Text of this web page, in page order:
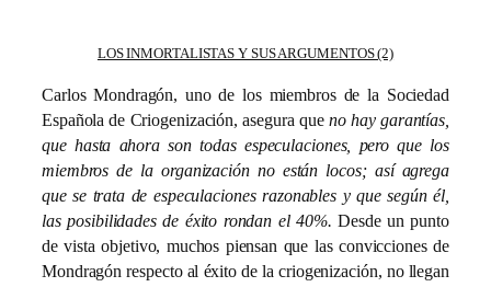
LOS INMORTALISTAS Y SUS ARGUMENTOS (2)
Carlos Mondragón, uno de los miembros de la Sociedad
Española de Criogenización, asegura que no hay garantías,
que hasta ahora son todas especulaciones, pero que los
miembros de la organización no están locos; así agrega
que se trata de especulaciones razonables y que según él,
las posibilidades de éxito rondan el 40%. Desde un punto
de vista objetivo, muchos piensan que las convicciones de
Mondragón respecto al éxito de la criogenización, no llegan